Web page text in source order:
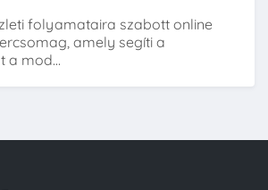
folyamataira szabott online
amely segíti a
a mod...